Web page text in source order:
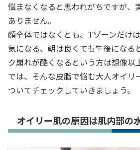
悩まなくなると思われがちですが、
ありません。
顔全体ではなくとも、Tゾーンだけ
気になる、朝は良くても午後になる
ク崩れが酷くなるという方は想像以
では、そんな皮脂で悩む大人オイリ
ついてチェックしていきましょう。
オイリー肌の原因は肌内部の